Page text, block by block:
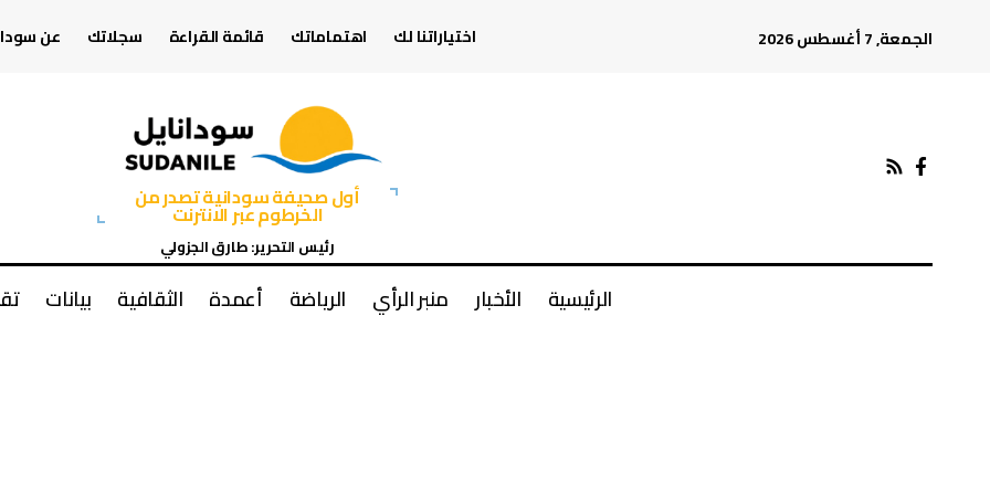
الجمعة, 7 أغسطس 2026 اختياراتنا لك اهتماماتك قائمة القراءة سجلاتك عن
أول صحيفة سودانية تصدر من
الخرطوم عبر الانترنت
رئيس التحرير: طارق الجزولي
الرئيسية الأخبار منبر الرأي الرياضة أعمدة الثقافية بيانات